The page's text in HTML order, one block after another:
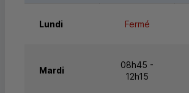
Lundi Fermé
Mardi
08h45 -
12h15